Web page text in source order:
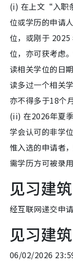
(i) 在上文“入职
位或学历的申请
位，或刚于
位，亦可获考虑
读相关学位的日
读多过一个相关
亦不得多于18个月
(ii) 在2026年夏
学会认可的非学
惟入选的申请者
需学历方可被录用
见习建
经互联网递交申
见习建
06/02/2026